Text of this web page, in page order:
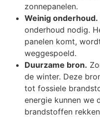
zonnepanelen.
Weinig onderhoud.
onderhoud nodig.
panelen komt,
weggespoeld.
Duurzame bron.
de winter. Deze
tot fossiele
energie kunnen we
brandstoffen